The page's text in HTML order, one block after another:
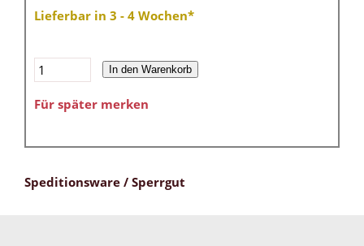
Lieferbar in 3 - 4 Wochen*
In den Warenkorb
Für später merken
Speditionsware / Sperrgut